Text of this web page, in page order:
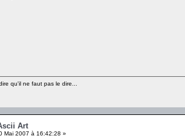
qu'il ne faut pas le dire...
Art
Mai 2007 à 16:42:28 »